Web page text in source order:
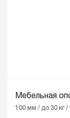
Мебельная
100 мм / до 30 кг